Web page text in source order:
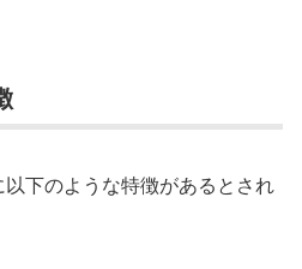
下のような特徴があるとされ